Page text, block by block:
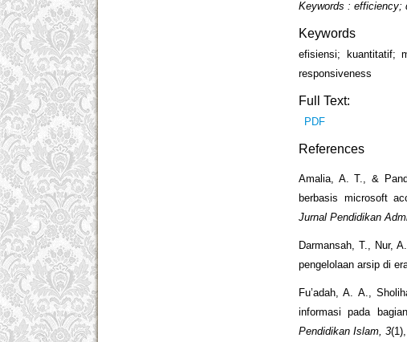
Keywords : efficiency;
Keywords
efisiensi; kuantitatif;
responsiveness
Full Text:
PDF
References
Amalia, A. T., &
berbasis microsoft
Jurnal Pendidikan
Darmansah, T., Nur,
pengelolaan arsip di
Fu’adah, A. A.,
informasi pada
Pendidikan Islam, 3